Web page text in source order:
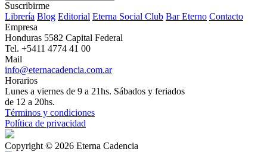
Suscribirme
Librería Blog Editorial Eterna Social Club Bar Eterno Contacto
Empresa
Honduras 5582 Capital Federal
Tel. +5411 4774 41 00
Mail
info@eternacadencia.com.ar
Horarios
Lunes a viernes de 9 a 21hs. Sábados y feriados
de 12 a 20hs.
Términos y condiciones
Política de privacidad
Copyright © 2026 Eterna Cadencia